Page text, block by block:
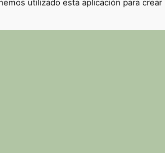
utilizado esta aplicación para